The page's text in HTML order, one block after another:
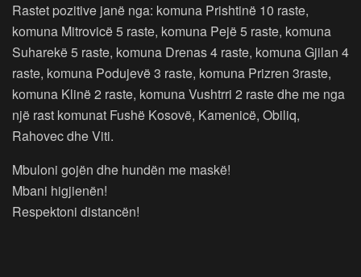
Rastet pozitive janë nga: komuna Prishtinë 10 raste,
komuna Mitrovicë 5 raste, komuna Pejë 5 raste, komuna
Suharekë 5 raste, komuna Drenas 4 raste, komuna Gjilan 4
raste, komuna Podujevë 3 raste, komuna Prizren 3raste,
komuna Klinë 2 raste, komuna Vushtrri 2 raste dhe me nga
një rast komunat Fushë Kosovë, Kamenicë, Obiliq,
Rahovec dhe Viti.
Mbuloni gojën dhe hundën me maskë!
Mbani higjienën!
Respektoni distancën!